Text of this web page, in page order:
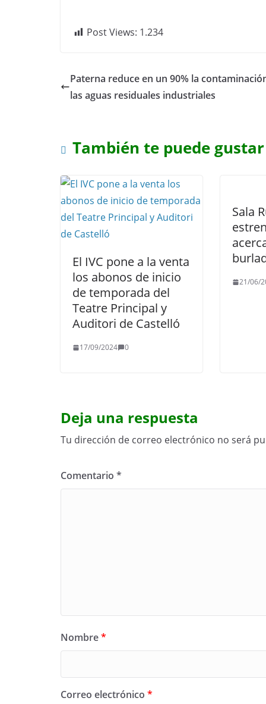
Post Views: 1.234
Paterna reduce en un 90% la
las aguas residuales industriales
También te puede gustar
El IVC pone a la venta
los abonos de inicio
de temporada del
Teatre Principal y
Auditori de Castelló
17/09/2024 0
Sala
21/06/
Deja una respuesta
Tu dirección de correo electrónico no será
Comentario *
Nombre*
Correo electrónico *